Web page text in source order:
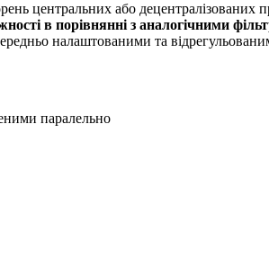
центральних або децентралізованих
в порівнянні з аналогічними
налаштованими та
паралельно